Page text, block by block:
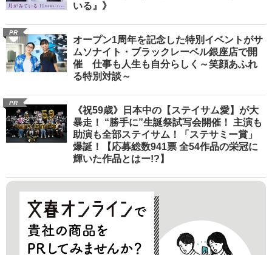
いる』》
PR
オープン1周年を記念した特別イベントがサ
ムソナイト・ブラックレーベル銀座店で開
催 仕事も人生も自分らしく～笑顔あふれ
る特別対談～
PR
《祝59歳》日本中の【ステイサム愛】が大
暴走！ “勝手に”生誕祭試写会開催！ 主演も
助演も全部ステイサム！「ステサミー賞」
爆誕！【応募総数941票 全54作品の栄冠に
輝いた作品とはー!?】